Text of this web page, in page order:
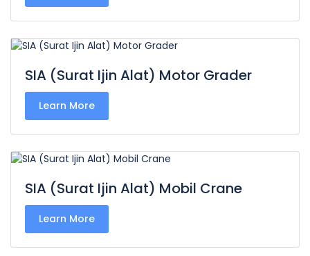
SIA (Surat Ijin Alat) Motor Grader
Learn More
SIA (Surat Ijin Alat) Mobil Crane
Learn More